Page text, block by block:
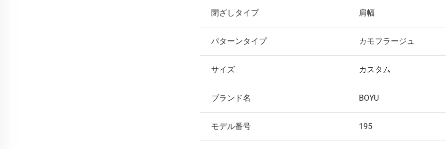
閉ざしタイプ 肩幅
パターンタイプ カモフラージュ
サイズ カスタム
ブランド名 BOYU
モデル番号 195